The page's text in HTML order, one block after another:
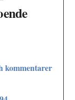
kommentarer